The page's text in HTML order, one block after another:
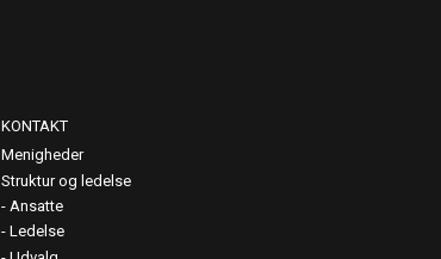
KONTAKT
Menigheder
Struktur og ledelse
Ansatte
Ledelse